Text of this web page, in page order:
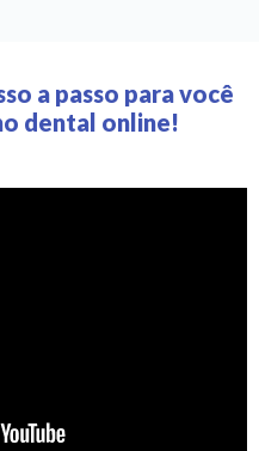
a passo para você
dental online!